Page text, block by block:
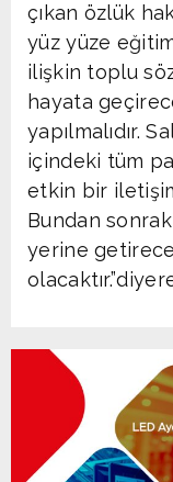
çıkan özlük
yüz yüze
ilişkin toplu
hayata
yapılmalıdır.
içindeki tüm
etkin bir
Bundan
yerine